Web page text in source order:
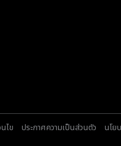
ไข ประกาศความเป็นส่วนตัว นโย